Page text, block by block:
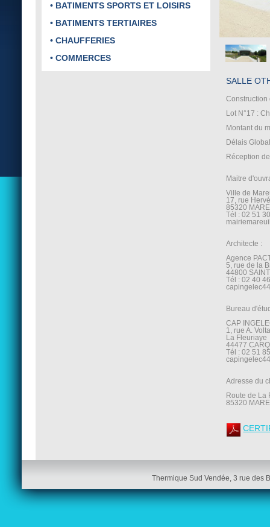
• BATIMENTS SPORTS ET LOISIRS
• BATIMENTS TERTIAIRES
• CHAUFFERIES
• COMMERCES
SALLE
Construction
Lot N°17 :
Montant du
Délais
Réception
Maitre
Ville de
17, rue
85320
Tél : 02 51
Architecte :
Agence
5, rue de la
44800
Tél : 02 40
Bureau
CAP
1, rue A.
La Fleuriaye
44477
Tél : 02 51
Adresse du
Route de La
85320
Thermique Sud Vendée, 3 rue des